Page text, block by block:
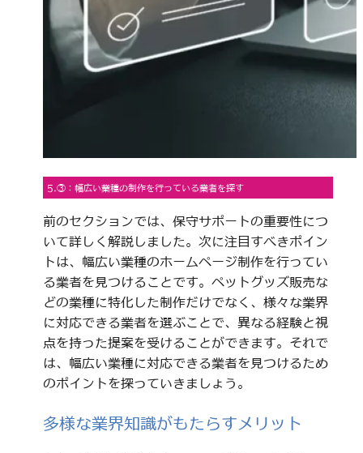
5.③：幅広い業種の制作を行っている業者を探す
前のセクションでは、保守サポートの重要性につ
いて詳しく解説しました。次に注目すべきポイン
トは、幅広い業種のホームページ制作を行ってい
る業者を見つけることです。ペットグッズ販売な
どの業種に特化した制作だけでなく、様々な業界
に対応できる業者を選ぶことで、異なる経験と視
点を持った提案を受けることができます。それで
は、幅広い業種に対応できる業者を見つけるため
のポイントを探っていきましょう。
多様な業界知識がもたらすメリット